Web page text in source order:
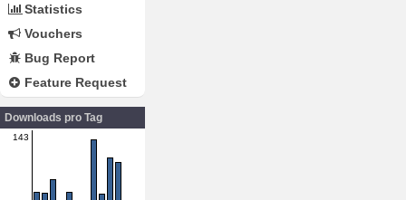
Statistics
Vouchers
Bug Report
Feature Request
Downloads pro Tag
143